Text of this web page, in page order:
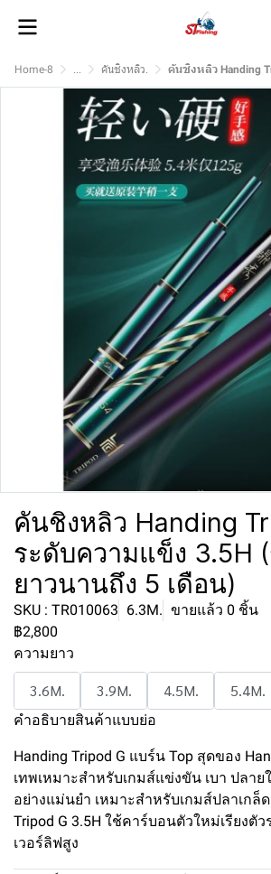
Home-8 ... คันชิงหลิว. คันชิงหลิว Handing Tripod G ระดับคว
คันชิงหลิว Handing
ระดับความแข็ง 3.5H
ยาวนานถึง 5 เดือน)
SKU : TR010063 6.3M. ขายแล้ว 0 ชิ้น
฿2,800
ความยาว
3.6M. 3.9M. 4.5M. 5.4M.
คำอธิบายสินค้าแบบย่อ
Handing Tripod G แบร์น Top สุดของ
เทพเหมาะสำหรับเกมส์แข่งขัน เบา ปลาย
อย่างแม่นยำ เหมาะสำหรับเกมส์ปลาเก
Tripod G 3.5H ใช้คาร์บอนตัวใหม่เรียงตั
เวอร์ลิฟสูง